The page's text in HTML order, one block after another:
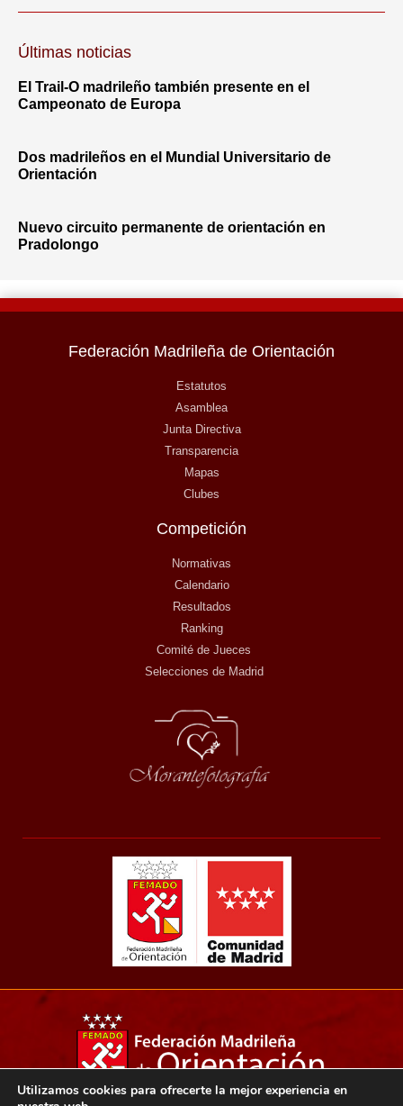
Últimas noticias
El Trail-O madrileño también presente en el
Campeonato de Europa
Dos madrileños en el Mundial Universitario de
Orientación
Nuevo circuito permanente de orientación en
Pradolongo
Federación Madrileña de Orientación
Estatutos
Asamblea
Junta Directiva
Transparencia
Mapas
Clubes
Competición
Normativas
Calendario
Resultados
Ranking
Comité de Jueces
Selecciones de Madrid
Utilizamos cookies para ofrecerte la mejor experiencia en